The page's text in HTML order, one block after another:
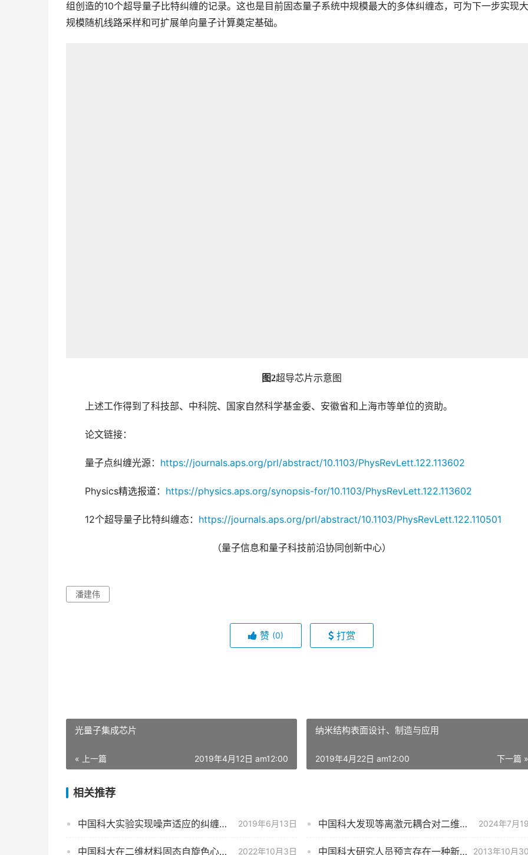
组创造的10个超导量子比特纠缠的记录。这也是目前固态量子系统中规模最大的多体纠缠态，可为下一步实现大
规模随机线路采样和可扩展单向量子计算奠定基础。
图2超导芯片示意图
上述工作得到了科技部、中科院、国家自然科学基金委、安徽省和上海市等单位的资助。
论文链接：
量子点纠缠光源： https://journals.aps.org/prl/abstract/10.1103/PhysRevLett.122.113602
Physics精选报道： https://physics.aps.org/synopsis-for/10.1103/PhysRevLett.122.113602
12个超导量子比特纠缠态： https://journals.aps.org/prl/abstract/10.1103/PhysRevLett.122.110501
（量子信息和量子科技前沿协同创新中心）
潘建伟
赞 (0) 打赏
光量子集成芯片
« 上一篇 2019年4月12日 am12:00
纳米结构表面设计、制造与应用
下一篇 »
2019年4月22日 am12:00
相关推荐
2019年6月13日
中国科大实验实现噪声适应的纠缠态探测 2024年7月
中国科大发现等离激元耦合对二维超导特性的显著调控
2022年10月3日
中国科大在二维材料固态自旋色心研究中取得新进展 2013年10月
中国科大研究人员预言存在一种新奇配对超流相